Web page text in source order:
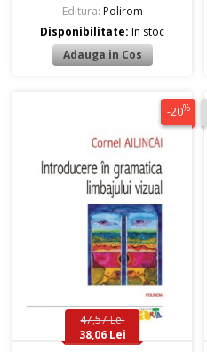
Editura: Polirom
Disponibilitate:In stoc
-20%
47,57 Lei
38,06 Lei